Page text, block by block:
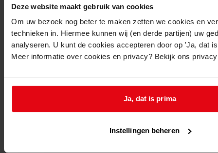
Deze website maakt gebruik van cookies
Om uw bezoek nog beter te maken zetten we cookies en
technieken in. Hiermee kunnen wij (en derde partijen) uw
analyseren. U kunt de cookies accepteren door op 'Ja, dat
Meer informatie over cookies en privacy? Bekijk ons
Ja, dat is prima
Instellingen beheren
U heeft daarvoor de volgende gegevens nodig: